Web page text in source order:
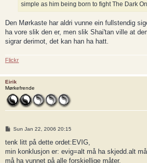
simple as him being born to fight The Dark
Den Mørkaste har aldri vunne ein fullstendig
ha vore slik den er, men slik Shai'tan ville at
sigrar derimot, det kan han ha hatt.
Flickr
Eirik
Mørkefrende
P
s
Sun Jan 22, 2006 20:15
tenk litt på dette ordet:EVIG,
min konklusjon er: evig=alt må ha skjedd.alt
må ha vunnet på alle forskjellige måter.